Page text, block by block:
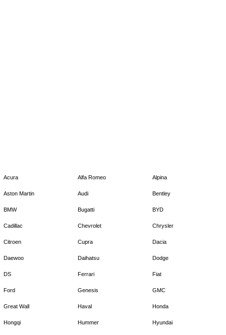
Acura Alfa Romeo Alpina
Aston Martin Audi Bentley
BMW Bugatti BYD
Cadillac Chevrolet Chrysler
Citroen Cupra Dacia
Daewoo Daihatsu Dodge
DS Ferrari Fiat
Ford Genesis GMC
Great Wall Haval Honda
Hongqi Hummer Hyundai